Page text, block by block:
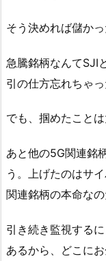
そう決めれば儲かっ
急騰銘柄なんてSJI
引の仕方忘れちゃっ
でも、掴めたこと
あと他の5G関連銘
う。上げたのはサ
関連銘柄の本命な
引き続き監視する
あるから、どこに